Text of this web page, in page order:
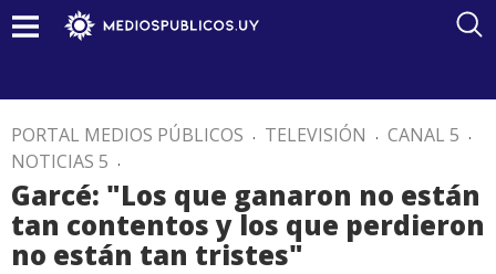
PORTAL MEDIOS PÚBLICOS . TELEVISIÓN . CANAL 5 .
NOTICIAS 5 .
Garcé: "Los que ganaron no están
tan contentos y los que perdieron
no están tan tristes"